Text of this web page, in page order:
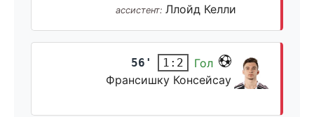
ассистент: Ллойд Келли
56' 1:2
Гол
Франсишку Консейсау